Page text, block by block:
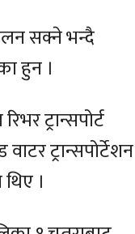
सक्ने भन्दै
हुन ।
ट्रान्सपोर्ट
ट्रान्सपोर्टेशन
।